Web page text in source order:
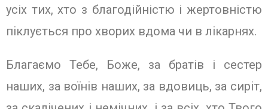
усіх тих, хто з благодійністю і жертовністю
піклується про хворих вдома чи в лікарнях.
Благаємо Тебе, Боже, за братів i сестер
наших, за воїнів наших, за вдовиць, за сиріт,